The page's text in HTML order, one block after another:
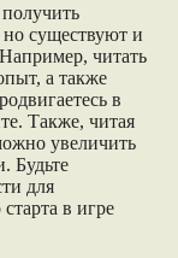
существуют и
читать
а также
в
Также, читая
увеличить
Будьте
для
в игре